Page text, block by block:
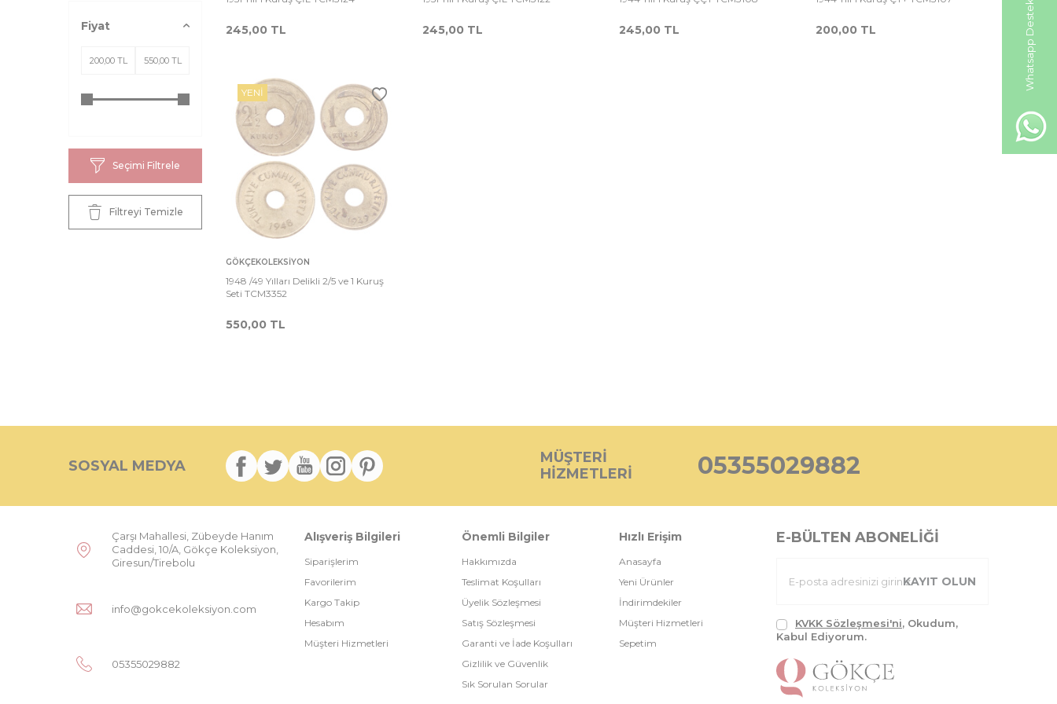
Whatsapp Destek Hattı
Fiyat
Seçimi Filtrele
Filtreyi Temizle
245,00 TL 245,00 TL 245,00 TL 200,00 TL
YENI
Sepete
Ekle
GÖKÇEKOLEKSIYON
1948 /49 Yılları Delikli 2/5 ve 1 Kuruş
Seti TCM3352
550,00 TL
SOSYAL MEDYA
MÜŞTERI
HIZMETLERI
05355029882
Çarşı Mahallesi, Zübeyde Hanım
Caddesi, 10/A, Gökçe Koleksiyon,
Giresun/Tirebolu
info@gokcekoleksiyon.com
05355029882
Alışveriş Bilgileri
Siparişlerim
Favorilerim
Kargo Takip
Hesabım
Müşteri Hizmetleri
Önemli Bilgiler
Hakkımızda
Teslimat Koşulları
Üyelik Sözleşmesi
Satış Sözleşmesi
Garanti ve İade Koşulları
Gizlilik ve Güvenlik
Sık Sorulan Sorular
Hızlı Erişim
Anasayfa
Yeni Ürünler
İndirimdekiler
Müşteri Hizmetleri
Sepetim
E-BÜLTEN ABONELIĞI
KAYIT OLUN
KVKK Sözleşmesi'ni, Okudum,
Kabul Ediyorum.